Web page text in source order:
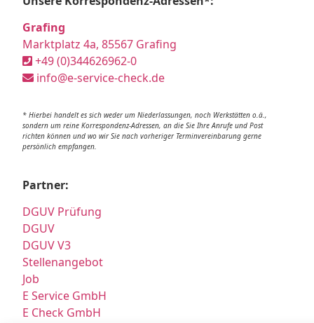
Grafing
Marktplatz 4a, 85567 Grafing
+49 (0)344626962-0
info@e-service-check.de
* Hierbei handelt es sich weder um Niederlassungen, noch Werkstätten o.ä.,
sondern um reine Korrespondenz-Adressen, an die Sie Ihre Anrufe und Post
richten können und wo wir Sie nach vorheriger Terminvereinbarung gerne
persönlich empfangen.
Partner:
DGUV Prüfung
DGUV
DGUV V3
Stellenangebot
Job
E Service GmbH
E Check GmbH